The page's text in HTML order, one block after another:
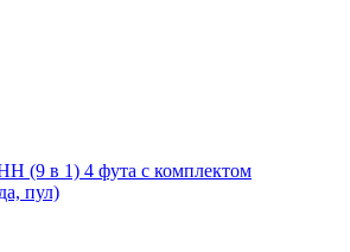
(9 в 1) 4 фута с комплектом
пул)